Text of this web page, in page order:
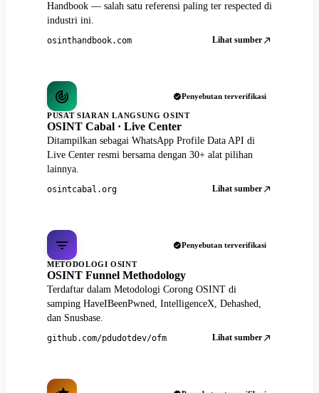
Handbook — salah satu referensi paling ter respected di
industri ini.
osinthandbook.com Lihat sumber
Penyebutan terverifikasi
PUSAT SIARAN LANGSUNG OSINT
OSINT Cabal · Live Center
Ditampilkan sebagai WhatsApp Profile Data API di
Live Center resmi bersama dengan 30+ alat pilihan
lainnya.
osintcabal.org Lihat sumber
Penyebutan terverifikasi
METODOLOGI OSINT
OSINT Funnel Methodology
Terdaftar dalam Metodologi Corong OSINT di
samping HaveIBeenPwned, IntelligenceX, Dehashed,
dan Snusbase.
github.com/pdudotdev/ofm Lihat sumber